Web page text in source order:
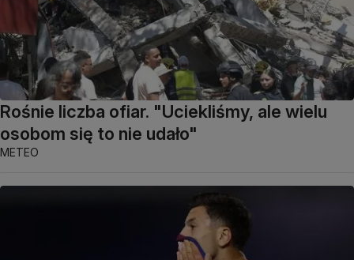
Rośnie liczba ofiar. "Uciekliśmy, ale wielu
osobom się to nie udało"
METEO